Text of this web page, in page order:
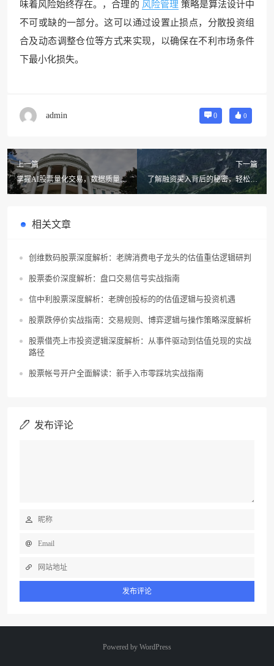
味着风险始终存在。，合理的 风险管理 策略是算法设计中
不可或缺的一部分。这可以通过设置止损点，分散投资组
合及动态调整仓位等方式来实现，以确保在不利市场条件
下最小化损失。
admin 0 0
上一篇
掌握AI股票量化交易，数据质量对
成功至关重要！如何获取高标准的
下一篇
了解融资买入背后的秘密，轻松掌
握持股天数的技巧
相关文章
创维数码股票深度解析：老牌消费电子龙头的估值重估逻辑研判
股票委价深度解析：盘口交易信号实战指南
信中利股票深度解析：老牌创投标的的估值逻辑与投资机遇
股票跌停价实战指南：交易规则、博弈逻辑与操作策略深度解析
股票借壳上市投资逻辑深度解析：从事件驱动到估值兑现的实战
路径
股票帐号开户全面解读：新手入市零踩坑实战指南
发布评论
Powered by WordPress